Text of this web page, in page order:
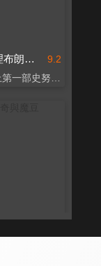
9.2
查理布朗與史努比過聖誕
史上第一部史努比卡通